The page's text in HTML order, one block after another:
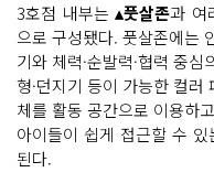
3호점 내부는 ▴풋살존과 여
으로 구성됐다. 풋살존에는
기와 체력·순발력·협력 중
형·던지기 등이 가능한 컬러
체를 활동 공간으로 이용하
아이들이 쉽게 접근할 수 있
된다.